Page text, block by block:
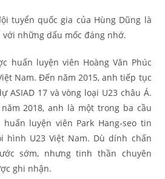
tuyển quốc gia của Hùng Dũng là
những dấu mốc đáng nhớ.
huấn luyện viên Hoàng Văn Phúc
Nam. Đến năm 2015, anh tiếp tục
ASIAD 17 và vòng loại U23 châu Á.
2018, anh là một trong ba cầu
luyện viên Park Hang-seo tin
hình U23 Việt Nam. Dù dính chấn
sớm, nhưng tinh thần chuyên
ghi nhận.